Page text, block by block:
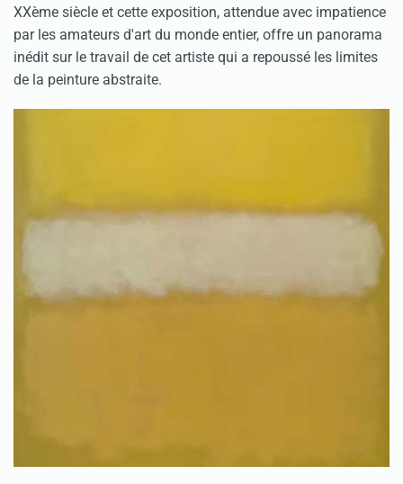
XXème siècle et cette exposition, attendue avec impatience
par les amateurs d'art du monde entier, offre un panorama
inédit sur le travail de cet artiste qui a repoussé les limites
de la peinture abstraite.